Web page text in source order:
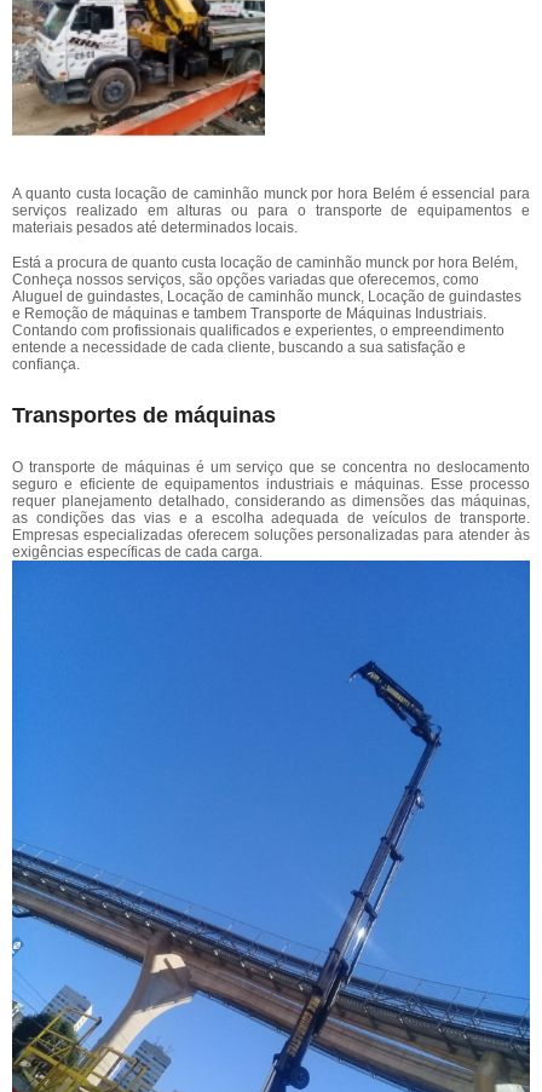
A quanto custa locação de caminhão munck por hora Belém é essencial para
serviços realizado em alturas ou para o transporte de equipamentos e
materiais pesados até determinados locais.
Está a procura de quanto custa locação de caminhão munck por hora Belém,
Conheça nossos serviços, são opções variadas que oferecemos, como
Aluguel de guindastes, Locação de caminhão munck, Locação de guindastes
e Remoção de máquinas e tambem Transporte de Máquinas Industriais.
Contando com profissionais qualificados e experientes, o empreendimento
entende a necessidade de cada cliente, buscando a sua satisfação e
confiança.
Transportes de máquinas
O transporte de máquinas é um serviço que se concentra no deslocamento
seguro e eficiente de equipamentos industriais e máquinas. Esse processo
requer planejamento detalhado, considerando as dimensões das máquinas,
as condições das vias e a escolha adequada de veículos de transporte.
Empresas especializadas oferecem soluções personalizadas para atender às
exigências específicas de cada carga.